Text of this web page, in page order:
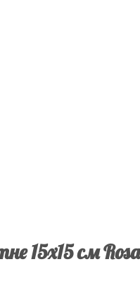
15х15 см